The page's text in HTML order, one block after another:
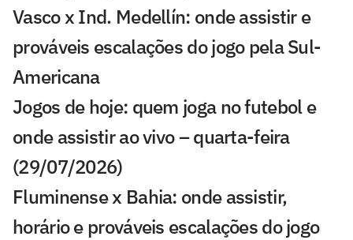
Vasco x Ind. Medellín: onde assistir e
prováveis escalações do jogo pela Sul-
Americana
Jogos de hoje: quem joga no futebol e
onde assistir ao vivo – quarta-feira
(29/07/2026)
Fluminense x Bahia: onde assistir,
horário e prováveis escalações do jogo